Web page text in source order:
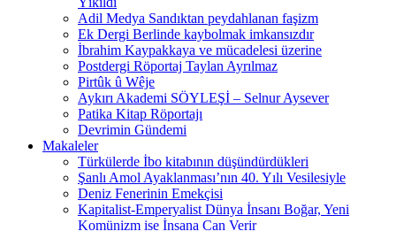
Adil Medya Sandıktan peydahlanan faşizm
Ek Dergi Berlinde kaybolmak imkansızdır
İbrahim Kaypakkaya ve mücadelesi üzerine
Postdergi Röportaj Taylan Ayrılmaz
Pirtûk û Wêje
Aykırı Akademi SÖYLEŞİ – Selnur Aysever
Patika Kitap Röportajı
Devrimin Gündemi
Makaleler
Türkülerde İbo kitabının düşündürdükleri
Şanlı Amol Ayaklanması’nın 40. Yılı Vesilesiyle
Deniz Fenerinin Emekçisi
Kapitalist-Emperyalist Dünya İnsanı Boğar, Yeni
Komünizm ise İnsana Can Verir